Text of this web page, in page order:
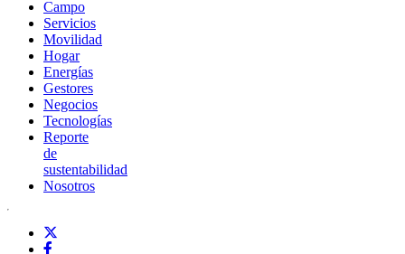
Campo
Servicios
Movilidad
Hogar
Energías
Gestores
Negocios
Tecnologías
Reporte
de
sustentabilidad
Nosotros